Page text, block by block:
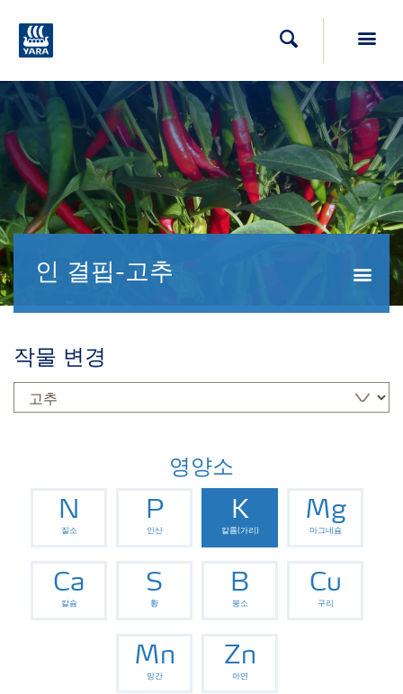
검색
인 결핍-고추
작물 변경
영양소
N
질소
P
인산
K
칼륨(가리)
Mg
마그네슘
Ca
칼슘
S
황
B
붕소
Cu
구리
Mn
망간
Zn
아연